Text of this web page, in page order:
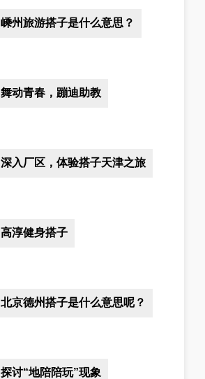
嵊州旅游搭子是什么意思？
舞动青春，蹦迪助教
深入厂区，体验搭子天津之旅
高淳健身搭子
北京德州搭子是什么意思呢？
探讨“地陪陪玩”现象